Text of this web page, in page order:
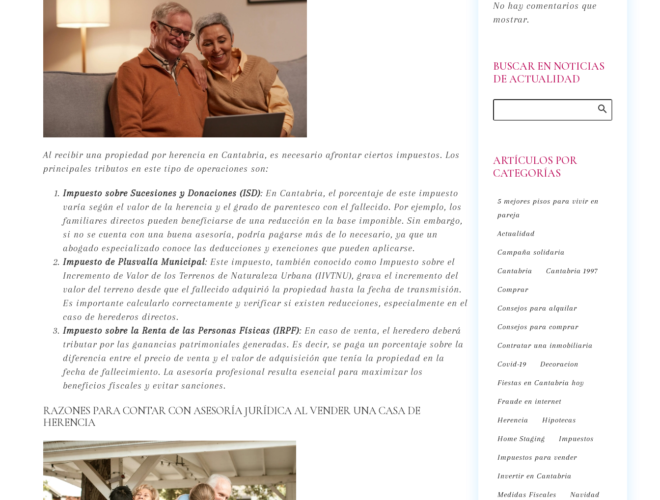
Al recibir una propiedad por herencia en Cantabria, es necesario afrontar ciertos impuestos. Los
principales tributos en este tipo de operaciones son:
Impuesto sobre Sucesiones y Donaciones (ISD): En Cantabria, el porcentaje de este impuesto
varía según el valor de la herencia y el grado de parentesco con el fallecido. Por ejemplo, los
familiares directos pueden beneficiarse de una reducción en la base imponible. Sin embargo,
si no se cuenta con una buena asesoría, podría pagarse más de lo necesario, ya que un
abogado especializado conoce las deducciones y exenciones que pueden aplicarse.
Impuesto de Plusvalía Municipal: Este impuesto, también conocido como Impuesto sobre el
Incremento de Valor de los Terrenos de Naturaleza Urbana (IIVTNU), grava el incremento del
valor del terreno desde que el fallecido adquirió la propiedad hasta la fecha de transmisión.
Es importante calcularlo correctamente y verificar si existen reducciones, especialmente en el
caso de herederos directos.
Impuesto sobre la Renta de las Personas Físicas (IRPF): En caso de venta, el heredero deberá
tributar por las ganancias patrimoniales generadas. Es decir, se paga un porcentaje sobre la
diferencia entre el precio de venta y el valor de adquisición que tenía la propiedad en la
fecha de fallecimiento. La asesoría profesional resulta esencial para maximizar los
beneficios fiscales y evitar sanciones.
RAZONES PARA CONTAR CON ASESORÍA JURÍDICA AL VENDER UNA CASA DE
HERENCIA
No hay comentarios que
mostrar.
BUSCAR EN NOTICIAS
DE ACTUALIDAD
ARTÍCULOS POR
CATEGORÍAS
5 mejores pisos para vivir en
pareja
Actualidad
Campaña solidaria
Cantabria Cantabria 1997
Comprar
Consejos para alquilar
Consejos para comprar
Contratar una inmobiliaria
Covid-19 Decoracion
Fiestas en Cantabria hoy
Fraude en internet
Herencia Hipotecas
Home Staging Impuestos
Impuestos para vender
Invertir en Cantabria
Medidas Fiscales Navidad